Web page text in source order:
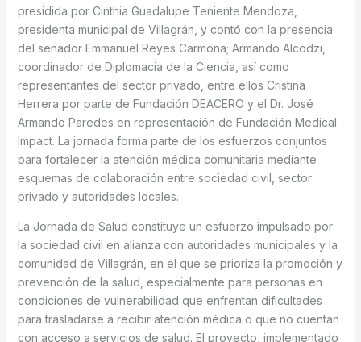
presidida por Cinthia Guadalupe Teniente Mendoza,
presidenta municipal de Villagrán, y contó con la presencia
del senador Emmanuel Reyes Carmona; Armando Alcodzi,
coordinador de Diplomacia de la Ciencia, así como
representantes del sector privado, entre ellos Cristina
Herrera por parte de Fundación DEACERO y el Dr. José
Armando Paredes en representación de Fundación Medical
Impact. La jornada forma parte de los esfuerzos conjuntos
para fortalecer la atención médica comunitaria mediante
esquemas de colaboración entre sociedad civil, sector
privado y autoridades locales.
La Jornada de Salud constituye un esfuerzo impulsado por
la sociedad civil en alianza con autoridades municipales y la
comunidad de Villagrán, en el que se prioriza la promoción y
prevención de la salud, especialmente para personas en
condiciones de vulnerabilidad que enfrentan dificultades
para trasladarse a recibir atención médica o que no cuentan
con acceso a servicios de salud. El proyecto, implementado